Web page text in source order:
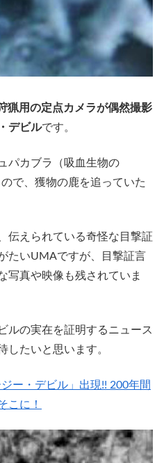
猟用の定点カメラが偶然撮影
デビルです。
パカブラ（吸血生物の
で、獲物の鹿を追っていた
伝えられている奇怪な目撃証
たいUMAですが、目撃証言
写真や映像も残されていま
ルの実在を証明するニュース
したいと思います。
ー・デビル」出現!! 200年間
こに！